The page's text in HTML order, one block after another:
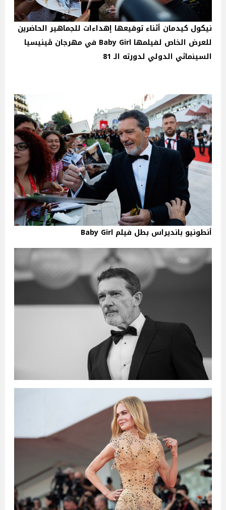
نيكول كيدمان أثناء توقيعها إهداءات للجماهير الحاضرين
للعرض الخاص لفيلمها Baby Girl في مهرجان ڤينيسيا
السينمائي الدولي لدورته الـ 81
أنطونيو بانديراس بطل فيلم Baby Girl